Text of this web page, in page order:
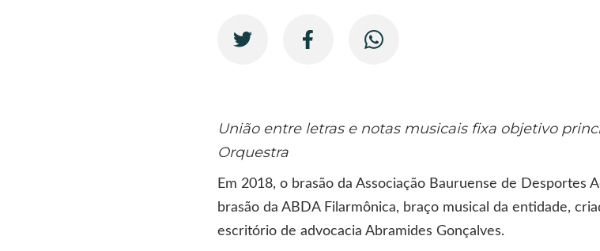
União entre letras e notas musicais fixa objetivo
Orquestra
Em 2018, o brasão da Associação Bauruense de Desportes
brasão da ABDA Filarmônica, braço musical da entidade,
escritório de advocacia Abramides Gonçalves.